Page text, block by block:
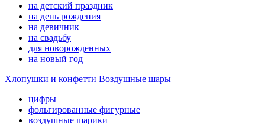
на детский праздник
на день рождения
на девичник
на свадьбу
для новорожденных
на новый год
Хлопушки и конфетти Воздушные шары
цифры
фольгированные фигурные
воздушные шарики